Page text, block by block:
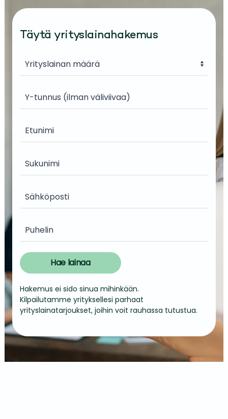
Täytä yrityslainahakemus
Hae lainaa
Hakemus ei sido sinua mihinkään.
Kilpailutamme yrityksellesi parhaat
yrityslainatarjoukset, joihin voit rauhassa tutustua.